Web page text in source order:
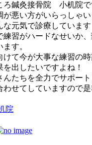
鍼灸接骨院 小机院で
悪い方がいらっしゃ
元気で診療しています
習がハードなせいか
す。
て今が大事な練習の時
出したいですよね！
たちを全力でサポート
せてしていますので是
院